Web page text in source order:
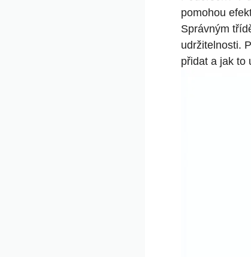
pomohou
Správným
udržitelnosti.
přidat a jak to